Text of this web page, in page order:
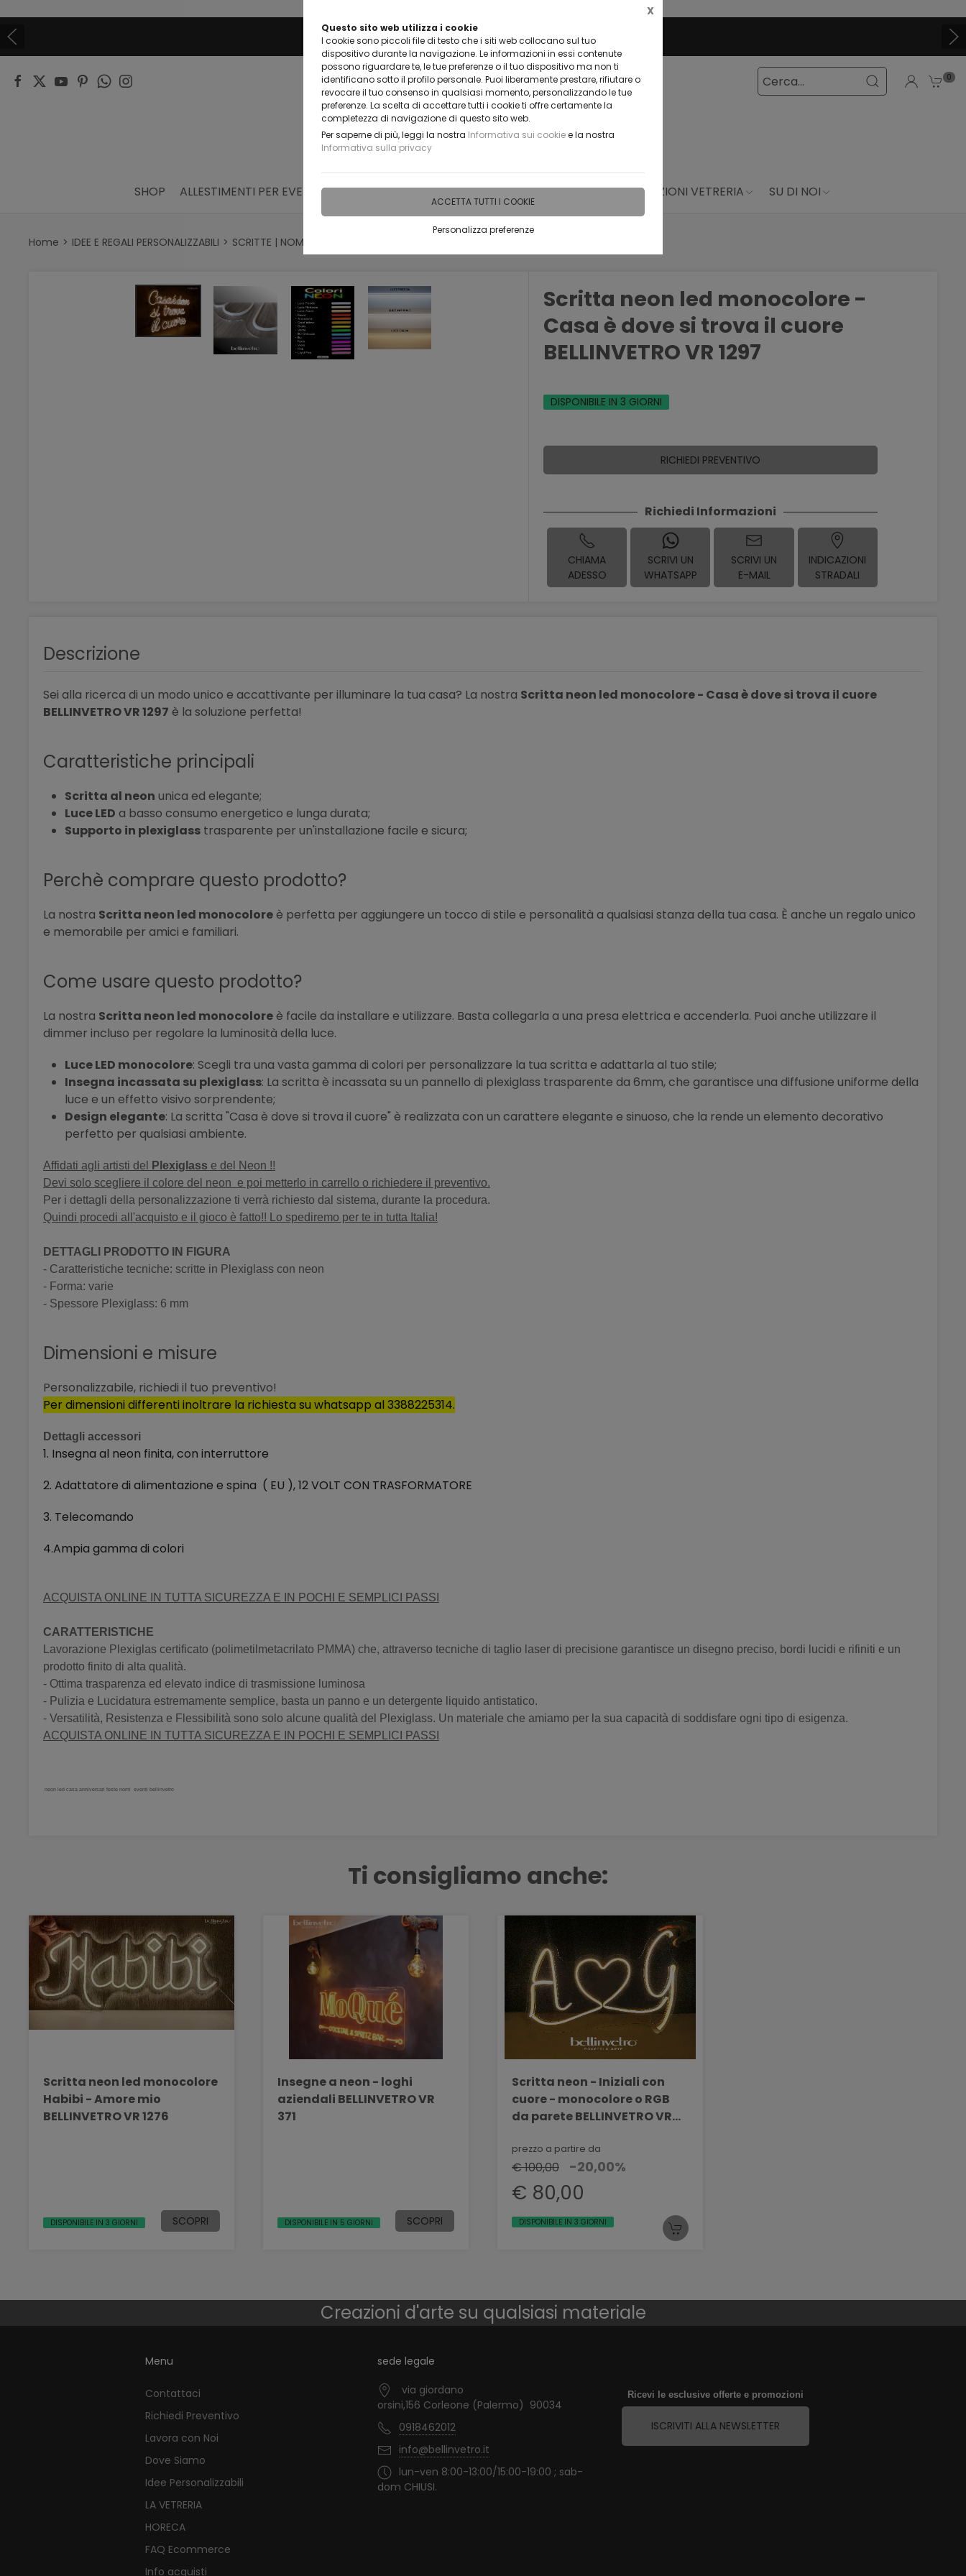
Questo sito web utilizza i cookie
I cookie sono piccoli file di testo che i siti web collocano sul tuo
dispositivo durante la navigazione. Le informazioni in essi contenute
possono riguardare te, le tue preferenze o il tuo dispositivo ma non ti
identificano sotto il profilo personale. Puoi liberamente prestare, rifiutare o
revocare il tuo consenso in qualsiasi momento, personalizzando le tue
preferenze. La scelta di accettare tutti i cookie ti offre certamente la
completezza di navigazione di questo sito web.
Per saperne di più, leggi la nostra Informativa sui cookiee la nostra
Informativa sulla privacy
ACCETTA TUTTI I COOKIE
Personalizza preferenze
X
VUOI DIVENTARE UN NOSTRO RIVENDITORE?
CONTATTACI
0
SHOP ALLESTIMENTI PER EVENTI IDEE PERSONALIZZABILI RECENSIONI HORECA PRODUZIONI VETRERIA SU DI NOI
Home IDEE E REGALI PERSONALIZZABILI SCRITTE | NOMI | FRASI | CREAZIONI NEON LED LUMINOSI PERSONALIZZABILI
Scritta neon led monocolore -
Casa è dove si trova il cuore
BELLINVETRO VR 1297
DISPONIBILE IN 3 GIORNI
RICHIEDI PREVENTIVO
Richiedi Informazioni
CHIAMA
ADESSO
SCRIVI UN
WHATSAPP
SCRIVI UN
E-MAIL
INDICAZIONI
STRADALI
Descrizione
Sei alla ricerca di un modo unico e accattivante per illuminare la tua casa? La nostra Scritta neon led monocolore - Casa è dove si trova il cuore
BELLINVETRO VR 1297 è la soluzione perfetta!
Caratteristiche principali
Scritta al neon unica ed elegante;
Luce LED a basso consumo energetico e lunga durata;
Supporto in plexiglass trasparente per un'installazione facile e sicura;
Perchè comprare questo prodotto?
La nostra Scritta neon led monocoloreè perfetta per aggiungere un tocco di stile e personalità a qualsiasi stanza della tua casa. È anche un regalo unico
e memorabile per amici e familiari.
Come usare questo prodotto?
La nostra Scritta neon led monocoloreè facile da installare e utilizzare. Basta collegarla a una presa elettrica e accenderla. Puoi anche utilizzare il
dimmer incluso per regolare la luminosità della luce.
Luce LED monocolore: Scegli tra una vasta gamma di colori per personalizzare la tua scritta e adattarla al tuo stile;
Insegna incassata su plexiglass: La scritta è incassata su un pannello di plexiglass trasparente da 6mm, che garantisce una diffusione uniforme della
luce e un effetto visivo sorprendente;
Design elegante: La scritta "Casa è dove si trova il cuore" è realizzata con un carattere elegante e sinuoso, che la rende un elemento decorativo
perfetto per qualsiasi ambiente.
Affidati agli artisti del Plexiglass e del Neon !!
Devi solo scegliere il colore del neon e poi metterlo in carrello o richiedere il preventivo.
Per i dettagli della personalizzazione ti verrà richiesto dal sistema, durante la procedura.
Quindi procedi all'acquisto e il gioco è fatto!! Lo spediremo per te in tutta Italia!
DETTAGLI PRODOTTO IN FIGURA
- Caratteristiche tecniche: scritte in Plexiglass con neon
- Forma: varie
- Spessore Plexiglass: 6 mm
Dimensioni e misure
Personalizzabile, richiedi il tuo preventivo!
Per dimensioni differenti inoltrare la richiesta su whatsapp al 3388225314.
Dettagli accessori
1. Insegna al neon finita, con interruttore
2. Adattatore di alimentazione e spina ( EU ), 12 VOLT CON TRASFORMATORE
3. Telecomando
4.Ampia gamma di colori
ACQUISTA ONLINE IN TUTTA SICUREZZA E IN POCHI E SEMPLICI PASSI
CARATTERISTICHE
Lavorazione Plexiglas certificato (polimetilmetacrilato PMMA) che, attraverso tecniche di taglio laser di precisione garantisce un disegno preciso, bordi lucidi e rifiniti e un
prodotto finito di alta qualità.
- Ottima trasparenza ed elevato indice di trasmissione luminosa
- Pulizia e Lucidatura estremamente semplice, basta un panno e un detergente liquido antistatico.
- Versatilità, Resistenza e Flessibilità sono solo alcune qualità del Plexiglass. Un materiale che amiamo per la sua capacità di soddisfare ogni tipo di esigenza.
ACQUISTA ONLINE IN TUTTA SICUREZZA E IN POCHI E SEMPLICI PASSI
neon led casa anniversari feste nomi eventi bellinvetro
Ti consigliamo anche:
Scritta neon led monocolore
Habibi - Amore mio
BELLINVETRO VR 1276
DISPONIBILE IN 3 GIORNI SCOPRI
Insegne a neon - loghi
aziendali BELLINVETRO VR
371
DISPONIBILE IN 5 GIORNI SCOPRI
Scritta neon - Iniziali con
cuore - monocolore o RGB
da parete BELLINVETRO VR
prezzo a partire da
€ 100,00 -20,00%
€ 80,00
DISPONIBILE IN 3 GIORNI
Creazioni d'arte su qualsiasi materiale
Menu
Contattaci
Richiedi Preventivo
Lavora con Noi
Dove Siamo
Idee Personalizzabili
LA VETRERIA
HORECA
FAQ Ecommerce
Info acquisti
sede legale
via giordano
orsini,156 Corleone (Palermo) 90034
0918462012
info@bellinvetro.it
lun-ven 8:00-13:00/15:00-19:00 ; sab-
dom CHIUSI.
Ricevi le esclusive offerte e promozioni
ISCRIVITI ALLA NEWSLETTER